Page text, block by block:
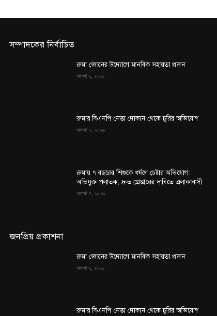
সম্পাদকের নির্বাচিত
রুমা জোনের উদ্যোগে মানবিক সহায়তা প্রদান
আগস্ট ৯, ২০২৬
রুমার বিএনপি নেতা দোকান থেকে চুরির অভিযোগ
আগস্ট ৭, ২০২৬
রুমায় ৭ বছরের শিশুকে ধর্ষণে চেষ্টার অভিযোগ:
অভিযুক্ত পলাতক, দ্রুত গ্রেপ্তারের দাবিতে এলাকাবাসী
আগস্ট ৭, ২০২৬
জনপ্রিয় প্রকাশনা
রুমা জোনের উদ্যোগে মানবিক সহায়তা প্রদান
আগস্ট ৯, ২০২৬
রুমার বিএনপি নেতা দোকান থেকে চুরির অভিযোগ